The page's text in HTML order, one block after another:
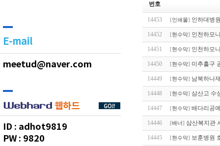
E-mail
meetud@naver.com
ID : adhot9819
PW : 9820
번호
14453 [인쇄물] 인하대병
14452 [현수막] 인천하모
14451 [현수막] 인천하모
14450 [현수막] 미추홀구
14449 [현수막] 남북하나
14448 [현수막] 삼산고 수
14447 [현수막] 배다리공
14446 [배너] 삼산복지관
14445 [현수막] 보훈병원